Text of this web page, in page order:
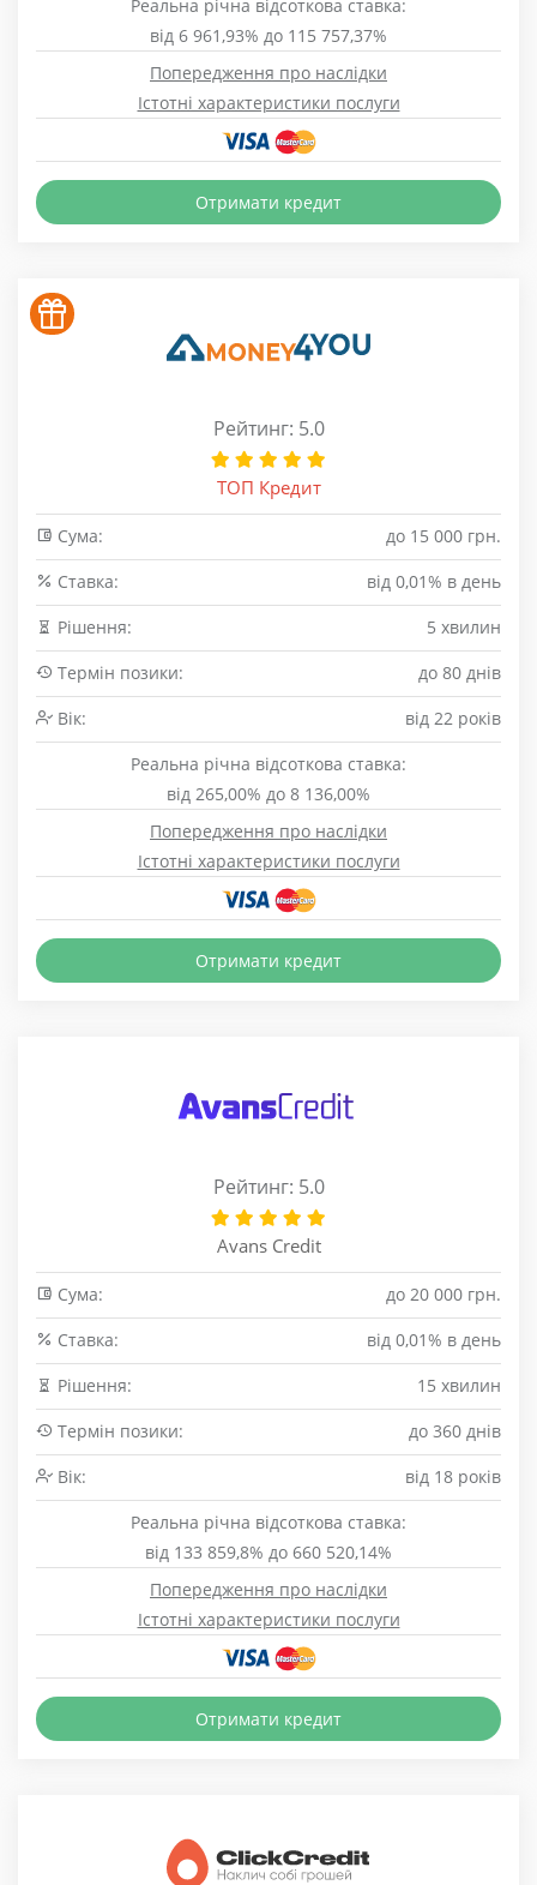
Реальна річна відсоткова ставка:
від 6 961,93% до 115 757,37%
Попередження про наслідки
Істотні характеристики послуги
Отримати кредит
Рейтинг: 5.0
ТОП Кредит
Сума:
до 15 000 грн.
Cтавка:
від 0,01% в день
Рішення:
5 хвилин
Термін позики:
до 80 днів
Вік:
від 22 років
Реальна річна відсоткова ставка:
від 265,00% до 8 136,00%
Попередження про наслідки
Істотні характеристики послуги
Отримати кредит
Рейтинг: 5.0
Avans Credit
Сума:
до 20 000 грн.
Cтавка:
від 0,01% в день
Рішення:
15 хвилин
Термін позики:
до 360 днів
Вік:
від 18 років
Реальна річна відсоткова ставка:
від 133 859,8% до 660 520,14%
Попередження про наслідки
Істотні характеристики послуги
Отримати кредит